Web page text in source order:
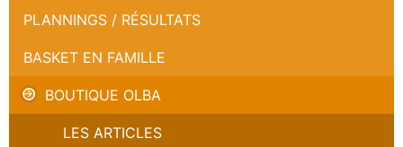
PLANNINGS / RÉSULTATS
BASKET EN FAMILLE
BOUTIQUE OLBA
LES ARTICLES